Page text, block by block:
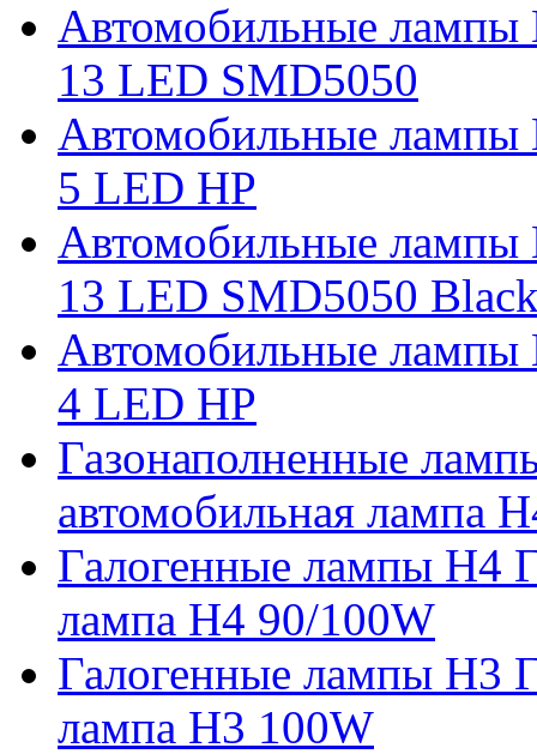
Автомобильные лампы
13 LED SMD5050
Автомобильные лампы
5 LED HP
Автомобильные лампы
13 LED SMD5050
Автомобильные лампы
4 LED HP
Газонаполненные
автомобильная лампа
Галогенные лампы H4
лампа H4 90/100W
Галогенные лампы H3
лампа H3 100W